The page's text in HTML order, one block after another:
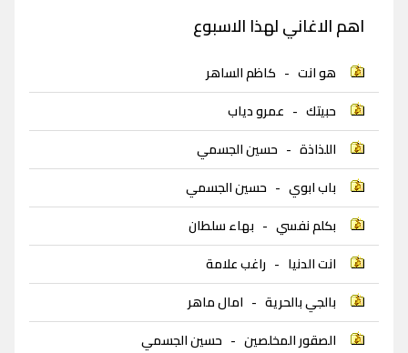
اهم الاغاني لهذا الاسبوع
هو انت - كاظم الساهر
حبيتك - عمرو دياب
اللذاذة - حسين الجسمي
باب ابوي - حسين الجسمي
بكلم نفسي - بهاء سلطان
انت الدنيا - راغب علامة
بالجي بالحرية - امال ماهر
الصقور المخلصين - حسين الجسمي